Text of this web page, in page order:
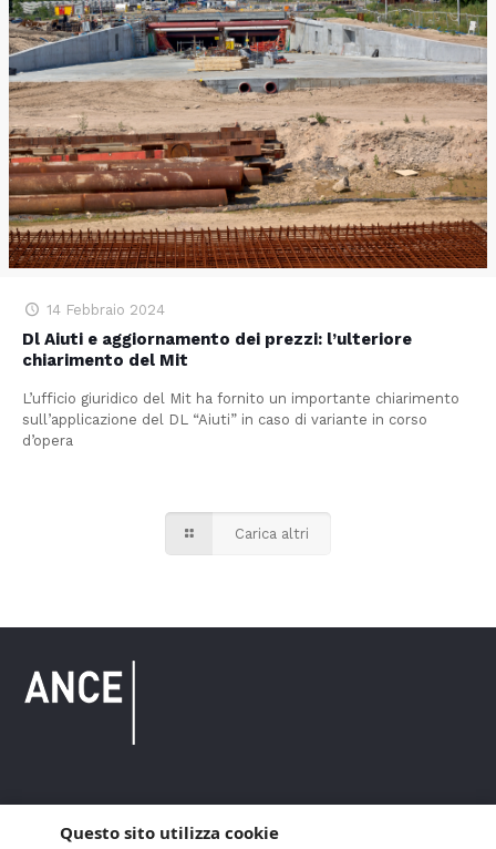
14 Febbraio 2024
Dl Aiuti e aggiornamento dei prezzi: l’ulteriore
chiarimento del Mit
L’ufficio giuridico del Mit ha fornito un importante chiarimento
sull’applicazione del DL “Aiuti” in caso di variante in corso
d’opera
Carica altri
Copyright © 2021 ANCE. Tutti i diritti riservati.
Questo sito utilizza cookie